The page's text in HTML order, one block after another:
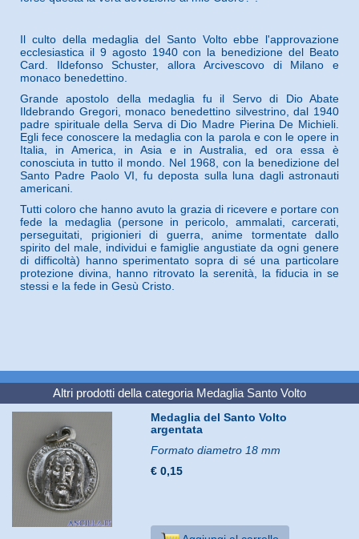
Il culto della medaglia del Santo Volto ebbe l'approvazione
ecclesiastica il 9 agosto 1940 con la benedizione del Beato
Card. Ildefonso Schuster, allora Arcivescovo di Milano e
monaco benedettino.
Grande apostolo della medaglia fu il Servo di Dio Abate
Ildebrando Gregori, monaco benedettino silvestrino, dal 1940
padre spirituale della Serva di Dio Madre Pierina De Michieli.
Egli fece conoscere la medaglia con la parola e con le opere in
Italia, in America, in Asia e in Australia, ed ora essa è
conosciuta in tutto il mondo. Nel 1968, con la benedizione del
Santo Padre Paolo VI, fu deposta sulla luna dagli astronauti
americani.
Tutti coloro che hanno avuto la grazia di ricevere e portare con
fede la medaglia (persone in pericolo, ammalati, carcerati,
perseguitati, prigionieri di guerra, anime tormentate dallo
spirito del male, individui e famiglie angustiate da ogni genere
di difficoltà) hanno sperimentato sopra di sé una particolare
protezione divina, hanno ritrovato la serenità, la fiducia in se
stessi e la fede in Gesù Cristo.
Altri prodotti della categoria Medaglia Santo Volto
Medaglia del Santo Volto
argentata
Formato diametro 18 mm
€ 0,15